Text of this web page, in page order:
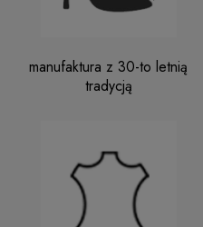
manufaktura z 30-to letnią
tradycją